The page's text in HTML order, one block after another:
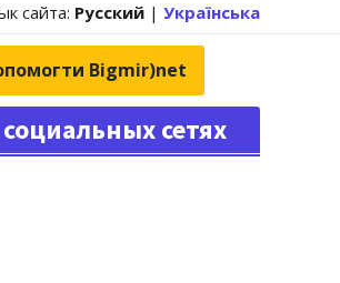
сайта: Русский | Українська
Bigmir)net
сетях